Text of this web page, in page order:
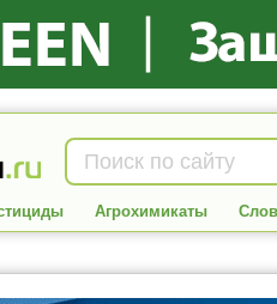
Агрохимикаты